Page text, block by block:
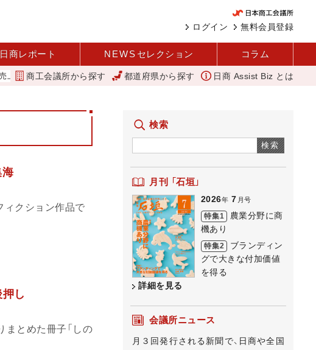
無料会員登録
ログイン
日商レポート NEWS セレクション コラム
億円に 中企庁 「あったらいいね」を商品化 視点を変えて壁を越える女性経営
商工会議所から探す 都道府県から探す 日商 Assist Biz とは
ィクション作品で
し
まとめた冊子「しの
検索
検索
月刊 「石垣」
2026年 7 月号
特集1
農業分野に商
機あり
特集2
ブランディン
グで大きな付加価値
を得る
詳細を見る
会議所ニュース
月３回発行される新聞で、日商や全国